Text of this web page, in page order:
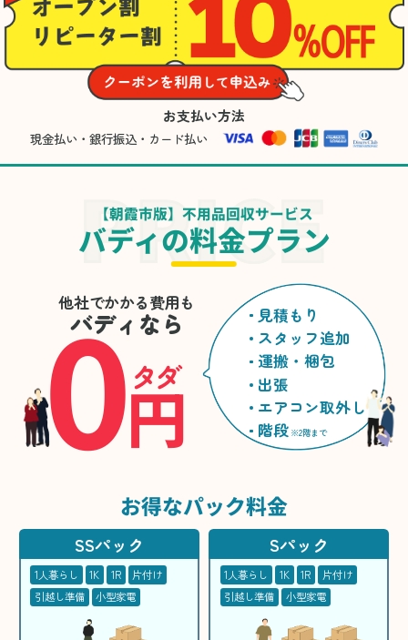
お支払い方法
現金払い・銀行振込・カード払い
【朝霞市版】不用品回収サービス
バディの料金プラン
他社でかかる費用も
バディなら
0円
タダ
見積もり
スタッフ追加
運搬・梱包
出張
エアコン取外し
階段 ※2階まで
お得なパック料金
SSパック
1人暮らし 1K 1R
片付け
引越し準備
小型家電
Sパック
1人暮らし 1K 1R
片付け
引越し準備
小型家電